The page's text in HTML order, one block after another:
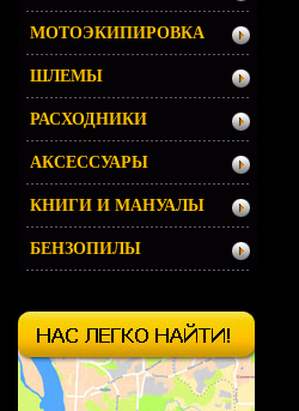
МОТОЭКИПИРОВКА
ШЛЕМЫ
РАСХОДНИКИ
АКСЕССУАРЫ
КНИГИ И МАНУАЛЫ
БЕНЗОПИЛЫ